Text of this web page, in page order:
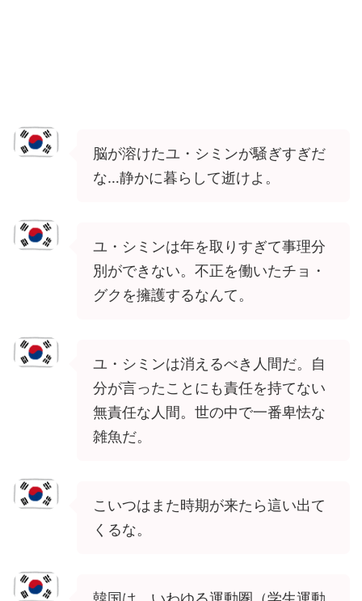
脳が溶けたユ・シミンが騒ぎすぎだ
な…静かに暮らして逝けよ。
ユ・シミンは年を取りすぎて事理分
別ができない。不正を働いたチョ・
グクを擁護するなんて。
ユ・シミンは消えるべき人間だ。自
分が言ったことにも責任を持てない
無責任な人間。世の中で一番卑怯な
雑魚だ。
こいつはまた時期が来たら這い出て
くるな。